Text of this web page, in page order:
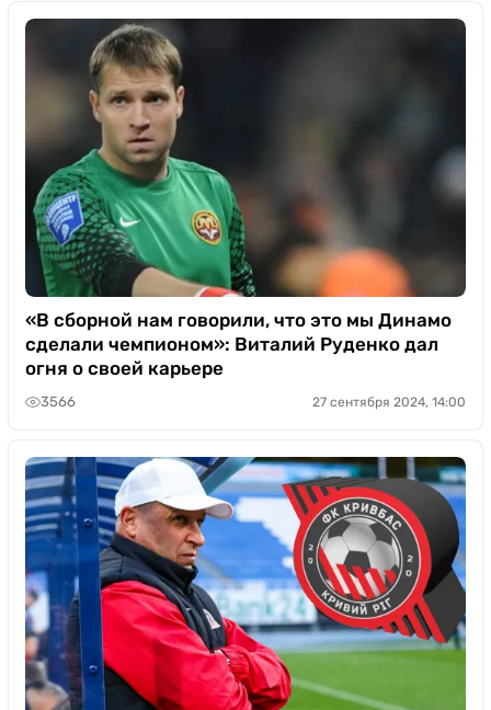
«В сборной нам говорили, что это мы Динамо
сделали чемпионом»: Виталий Руденко дал
огня о своей карьере
3566 27 сентября 2024, 14:00